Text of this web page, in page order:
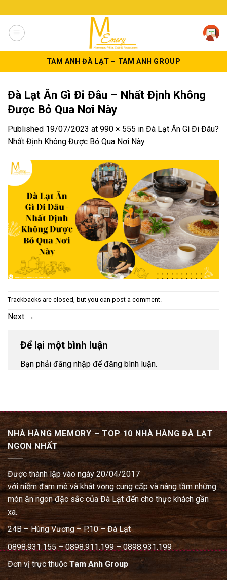
to
content
TAM ANH ĐÀ LẠT – TAM ANH GROUP
Đà Lạt Ăn Gì Đi Đâu – Nhất Định Không
Được Bỏ Qua Nơi Này
Published 19/07/2023 at 990 × 555 in Đà Lạt Ăn Gì Đi Đâu?
Nhất Định Không Được Bỏ Qua Nơi Này
Trackbacks are closed, but you can post a comment
Next →
Để lại một bình luận
Bạn phải đăng nhập để đăng bình luận.
NHÀ HÀNG MEMORY – TOP 10 NHÀ HÀNG ĐÀ LẠT
NGON NHẤT
Được thành lập vào ngày 20/04/2017
với niềm đam mê và khát vọng cung cấp và nâng tầm những
món ăn ngon đặc sắc của Đà Lạt đến cho thực khách gần
xa.
24B – Hùng Vương – P.10 – Đà Lạt
0898.931.155 – 0898.911.199 – 0898.931.199
Đơn vị trực thuộcTam Anh Group